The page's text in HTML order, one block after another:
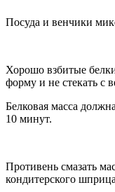
Посуда и венчики
Хорошо взбитые
форму и не стекать с
Белковая масса
10 минут.
Противень смазать
кондитерского